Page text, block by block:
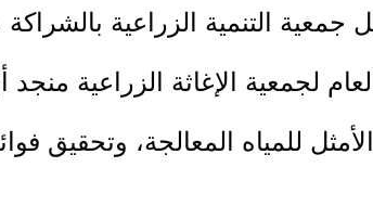
لجمعية الإغاثة الزراعية
للمياه المعالجة، وتحقيق